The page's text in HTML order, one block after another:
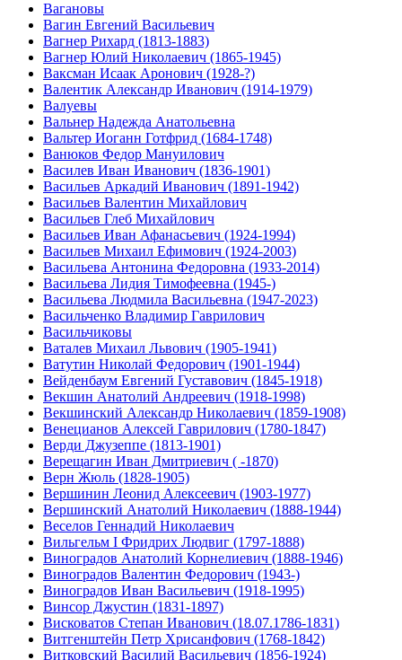
Вагановы
Вагин Евгений Васильевич
Вагнер Рихард (1813-1883)
Вагнер Юлий Николаевич (1865-1945)
Ваксман Исаак Аронович (1928-?)
Валентик Александр Иванович (1914-1979)
Валуевы
Вальнер Надежда Анатольевна
Вальтер Иоганн Готфрид (1684-1748)
Ванюков Федор Мануилович
Василев Иван Иванович (1836-1901)
Васильев Аркадий Иванович (1891-1942)
Васильев Валентин Михайлович
Васильев Глеб Михайлович
Васильев Иван Афанасьевич (1924-1994)
Васильев Михаил Ефимович (1924-2003)
Васильева Антонина Федоровна (1933-2014)
Васильева Лидия Тимофеевна (1945-)
Васильева Людмила Васильевна (1947-2023)
Васильченко Владимир Гаврилович
Васильчиковы
Ваталев Михаил Львович (1905-1941)
Ватутин Николай Федорович (1901-1944)
Вейденбаум Евгений Густавович (1845-1918)
Векшин Анатолий Андреевич (1918-1998)
Векшинский Александр Николаевич (1859-1908)
Венецианов Алексей Гаврилович (1780-1847)
Верди Джузеппе (1813-1901)
Верещагин Иван Дмитриевич ( -1870)
Верн Жюль (1828-1905)
Вершинин Леонид Алексеевич (1903-1977)
Вершинский Анатолий Николаевич (1888-1944)
Веселов Геннадий Николаевич
Вильгельм I Фридрих Людвиг (1797-1888)
Виноградов Анатолий Корнелиевич (1888-1946)
Виноградов Валентин Федорович (1943-)
Виноградов Иван Васильевич (1918-1995)
Винсор Джустин (1831-1897)
Висковатов Степан Иванович (18.07.1786-1831)
Витгенштейн Петр Хрисанфович (1768-1842)
Витковский Василий Васильевич (1856-1924)